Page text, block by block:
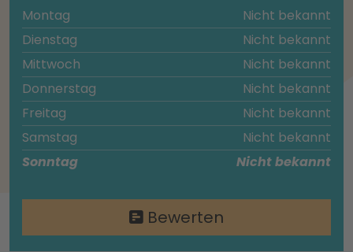
Montag
Nicht bekannt
Dienstag
Nicht bekannt
Mittwoch
Nicht bekannt
Donnerstag
Nicht bekannt
Freitag
Nicht bekannt
Samstag
Nicht bekannt
Sonntag
Nicht bekannt
Bewerten